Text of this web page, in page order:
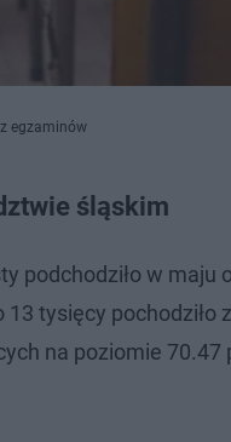
egzaminów
śląskim
w maju
tysięcy
na poziomie